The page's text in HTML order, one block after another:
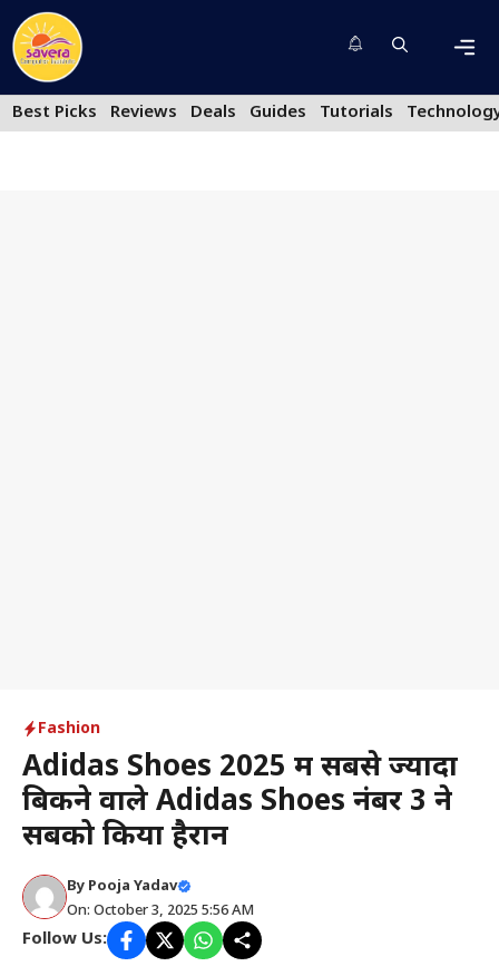
Skip
to
content
Best Picks
Reviews Deals Guides Tutorials
Fashion
Adidas Shoes 2025 में सबसे ज्यादा
बिकने वाले Adidas Shoes नंबर 3 ने
सबको किया हैरान
By Pooja Yadav
On: October 3, 2025 5:56 AM
Follow Us: